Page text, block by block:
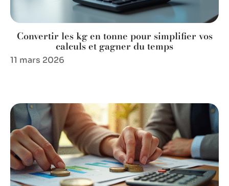
Convertir les kg en tonne pour simplifier vos
calculs et gagner du temps
11 mars 2026